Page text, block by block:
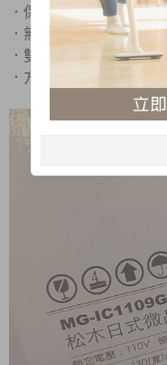
．保溫功能，隨時享用美
．無鍋具自動關機
．雙重保護裝置，安全
．方便收納，不佔空間